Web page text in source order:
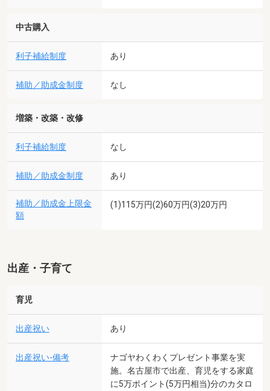
中古購入
利子補給制度 あり
補助／助成金制度 なし
増築・改築・改修
利子補給制度 なし
補助／助成金制度 あり
補助／助成金上限金
額
(1)115万円(2)60万円(3)20万円
出産・子育て
育児
出産祝い あり
出産祝い-備考
ナゴヤわくわくプレゼント事業を実
施。名古屋市で出産、育児をする家庭
に5万ポイント(5万円相当)分のカタロ